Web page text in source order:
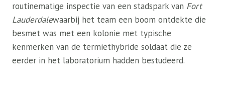
routinematige inspectie van een stadspark van Fort
Lauderdalewaarbij het team een ​​boom ontdekte die
besmet was met een kolonie met typische
kenmerken van de termiethybride soldaat die ze
eerder in het laboratorium hadden bestudeerd.